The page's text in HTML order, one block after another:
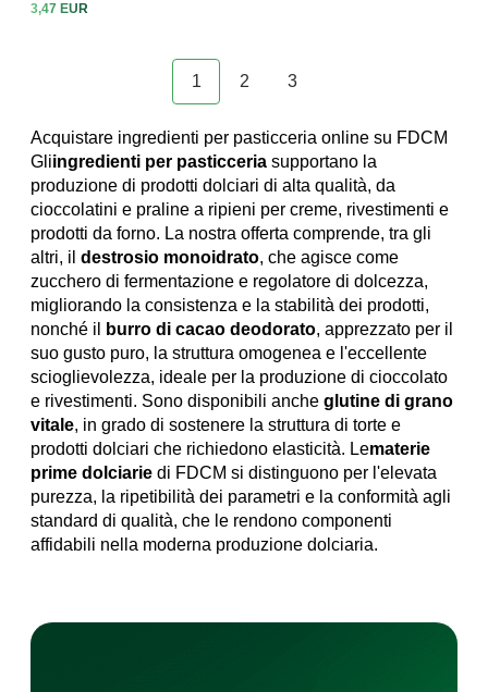
Visualizza prodotto
3,47 EUR
1 2 3
Acquistare ingredienti per pasticceria online su FDCM
Gliingredienti per pasticceria supportano la
produzione di prodotti dolciari di alta qualità, da
cioccolatini e praline a ripieni per creme, rivestimenti e
prodotti da forno. La nostra offerta comprende, tra gli
altri, il destrosio monoidrato, che agisce come
zucchero di fermentazione e regolatore di dolcezza,
migliorando la consistenza e la stabilità dei prodotti,
nonché il
burro di cacao deodorato, apprezzato per il
suo gusto puro, la struttura omogenea e l'eccellente
scioglievolezza, ideale per la produzione di cioccolato
e rivestimenti. Sono disponibili anche glutine di grano
vitale, in grado di sostenere la struttura di torte e
prodotti dolciari che richiedono elasticità. Lematerie
prime dolciarie di FDCM si distinguono per l'elevata
purezza, la ripetibilità dei parametri e la conformità agli
standard di qualità, che le rendono componenti
affidabili nella moderna produzione dolciaria.